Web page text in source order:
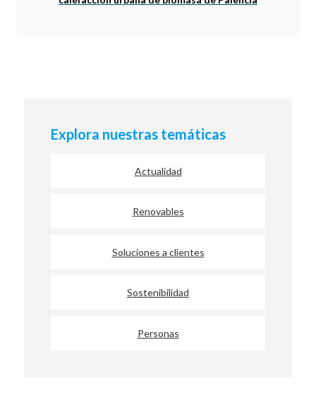
Explora nuestras temáticas
Actualidad
Renovables
Soluciones a clientes
Sostenibilidad
Personas